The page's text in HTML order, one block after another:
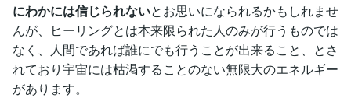
にわかには信じられないとお思いになられるかもしれませ
んが、ヒーリングとは本来限られた人のみが行うものでは
なく、人間であれば誰にでも行うことが出来ること、とさ
れており宇宙には枯渇することのない無限大のエネルギー
があります。